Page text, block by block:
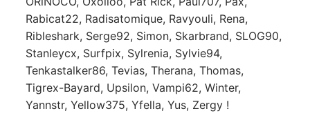
Rabicat22, Radisatomique, Ravyouli, Rena,
Ribleshark, Serge92, Simon, Skarbrand, SLOG90,
Stanleycx, Surfpix, Sylrenia, Sylvie94,
Tenkastalker86, Tevias, Therana, Thomas,
Tigrex-Bayard, Upsilon, Vampi62, Winter,
Yannstr, Yellow375, Yfella, Yus, Zergy !